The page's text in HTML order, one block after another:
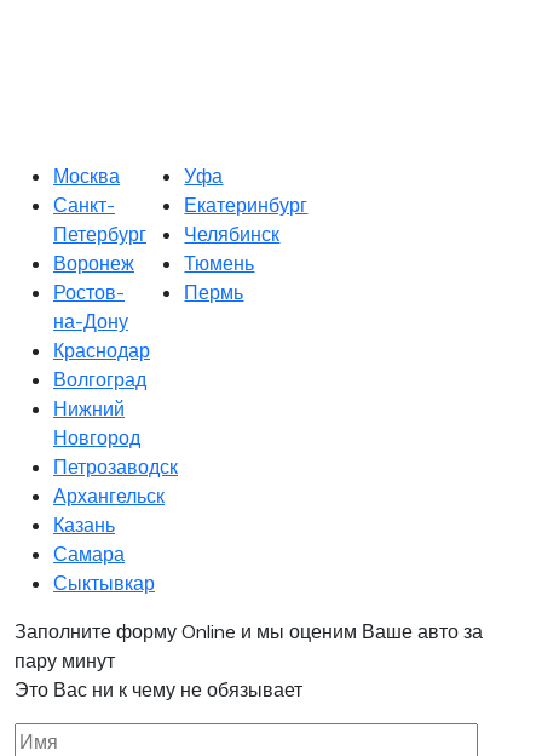
Москва
Санкт-
Петербург
Воронеж
Ростов-
на-Дону
Краснодар
Волгоград
Нижний
Новгород
Петрозаводск
Архангельск
Казань
Самара
Сыктывкар
Уфа
Екатеринбург
Челябинск
Тюмень
Пермь
Заполните форму Online и мы оценим Ваше авто за
пару минут
Это Вас ни к чему не обязывает